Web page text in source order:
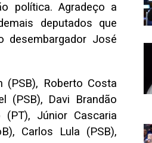
política. Agradeço a
deputados que
José
(PSB), Roberto Costa
(PSB), Davi Brandão
Júnior Cascaria
Carlos Lula (PSB),